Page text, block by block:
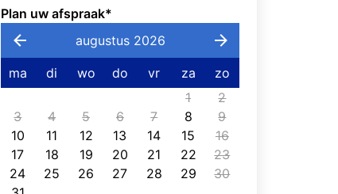
Plan uw afspraak*
augustus 2026
ma di wo do vr za
zo
1
2
3
4 5 6 7 8
9
10
11 12 13 14 15
16
17
18 19 20 21 22
23
24
25 26 27 28 29
30